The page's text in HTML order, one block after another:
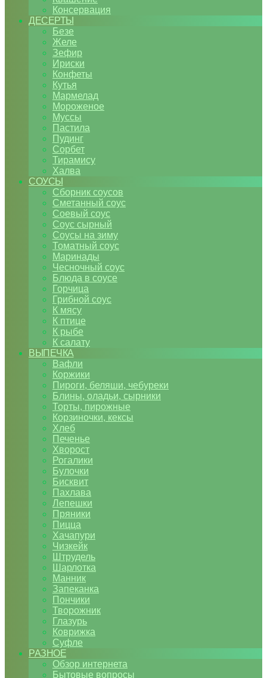
Консервация
ДЕСЕРТЫ
Безе
Желе
Зефир
Ириски
Конфеты
Кутья
Мармелад
Мороженое
Муссы
Пастила
Пудинг
Сорбет
Тирамису
Халва
СОУСЫ
Сборник соусов
Сметанный соус
Соевый соус
Соус сырный
Соусы на зиму
Томатный соус
Маринады
Чесночный соус
Блюда в соусе
Горчица
Грибной соус
К мясу
К птице
К рыбе
К салату
ВЫПЕЧКА
Вафли
Коржики
Пироги, беляши, чебуреки
Блины, оладьи, сырники
Торты, пирожные
Корзиночки, кексы
Хлеб
Печенье
Хворост
Рогалики
Булочки
Бисквит
Пахлава
Лепешки
Пряники
Пицца
Хачапури
Чизкейк
Штрудель
Шарлотка
Манник
Запеканка
Пончики
Творожник
Глазурь
Коврижка
Суфле
РАЗНОЕ
Обзор интернета
Бытовые вопросы